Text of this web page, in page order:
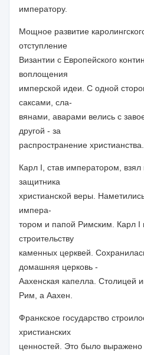
императору.
Мощное развитие
отступление
Византии с Европейского
воплощения
имперской идеи. С одной
саксами, сла-
вянами, аварами велись с
другой - за
распространение христианства.
Карл I, став императором,
защитника
христианской веры.
импера-
тором и папой Римским. Карл I
строительству
каменных церквей.
домашняя церковь -
Аахенская капелла. Столицей
Рим, а Аахен.
Франкское государство
христианских
ценностей. Это было выражено